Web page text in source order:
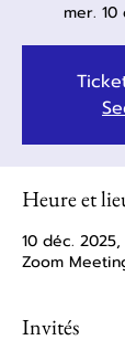
mer. 10
Heure et
10 déc.
Zoom
Invités